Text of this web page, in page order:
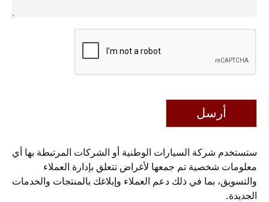
أرسل
ستستخدم شركة السيارات الوطنية أو الشركات المرتبطة بها أي
معلومات شخصية تم جمعها لأغراض تتعلق بإدارة العملاء
والتسويق، بما في ذلك دعم العملاء وإبلاغك بالمنتجات والخدمات
الجديدة.